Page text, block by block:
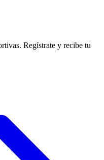
Regístrate y recibe tu